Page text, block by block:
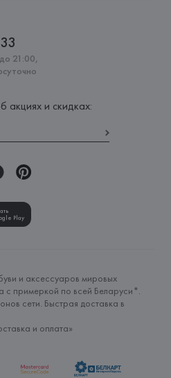
21:00,
акциях и скидках:
Play
и аксессуаров мировых
с примеркой по всей Беларуси*.
сети. Быстрая доставка в
и оплата»